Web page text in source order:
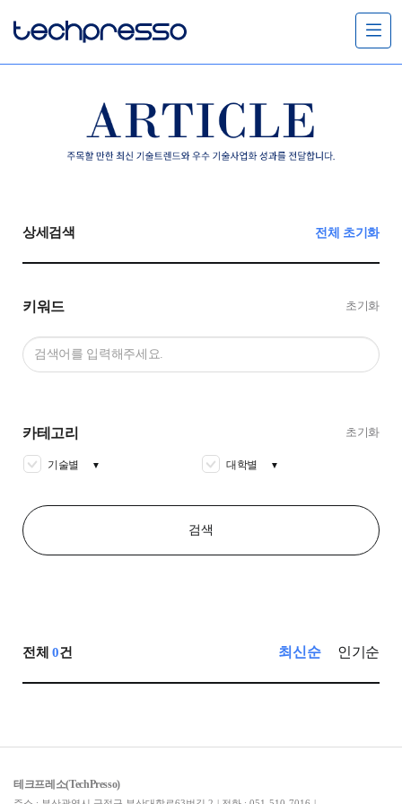
메
뉴
전체 0건 최신순 인기순
상세검색 전체 초기화
키워드 초기화
카테고리 초기화
기술별 ▼ 대학별 ▼
검색
테크프레소(TechPresso)